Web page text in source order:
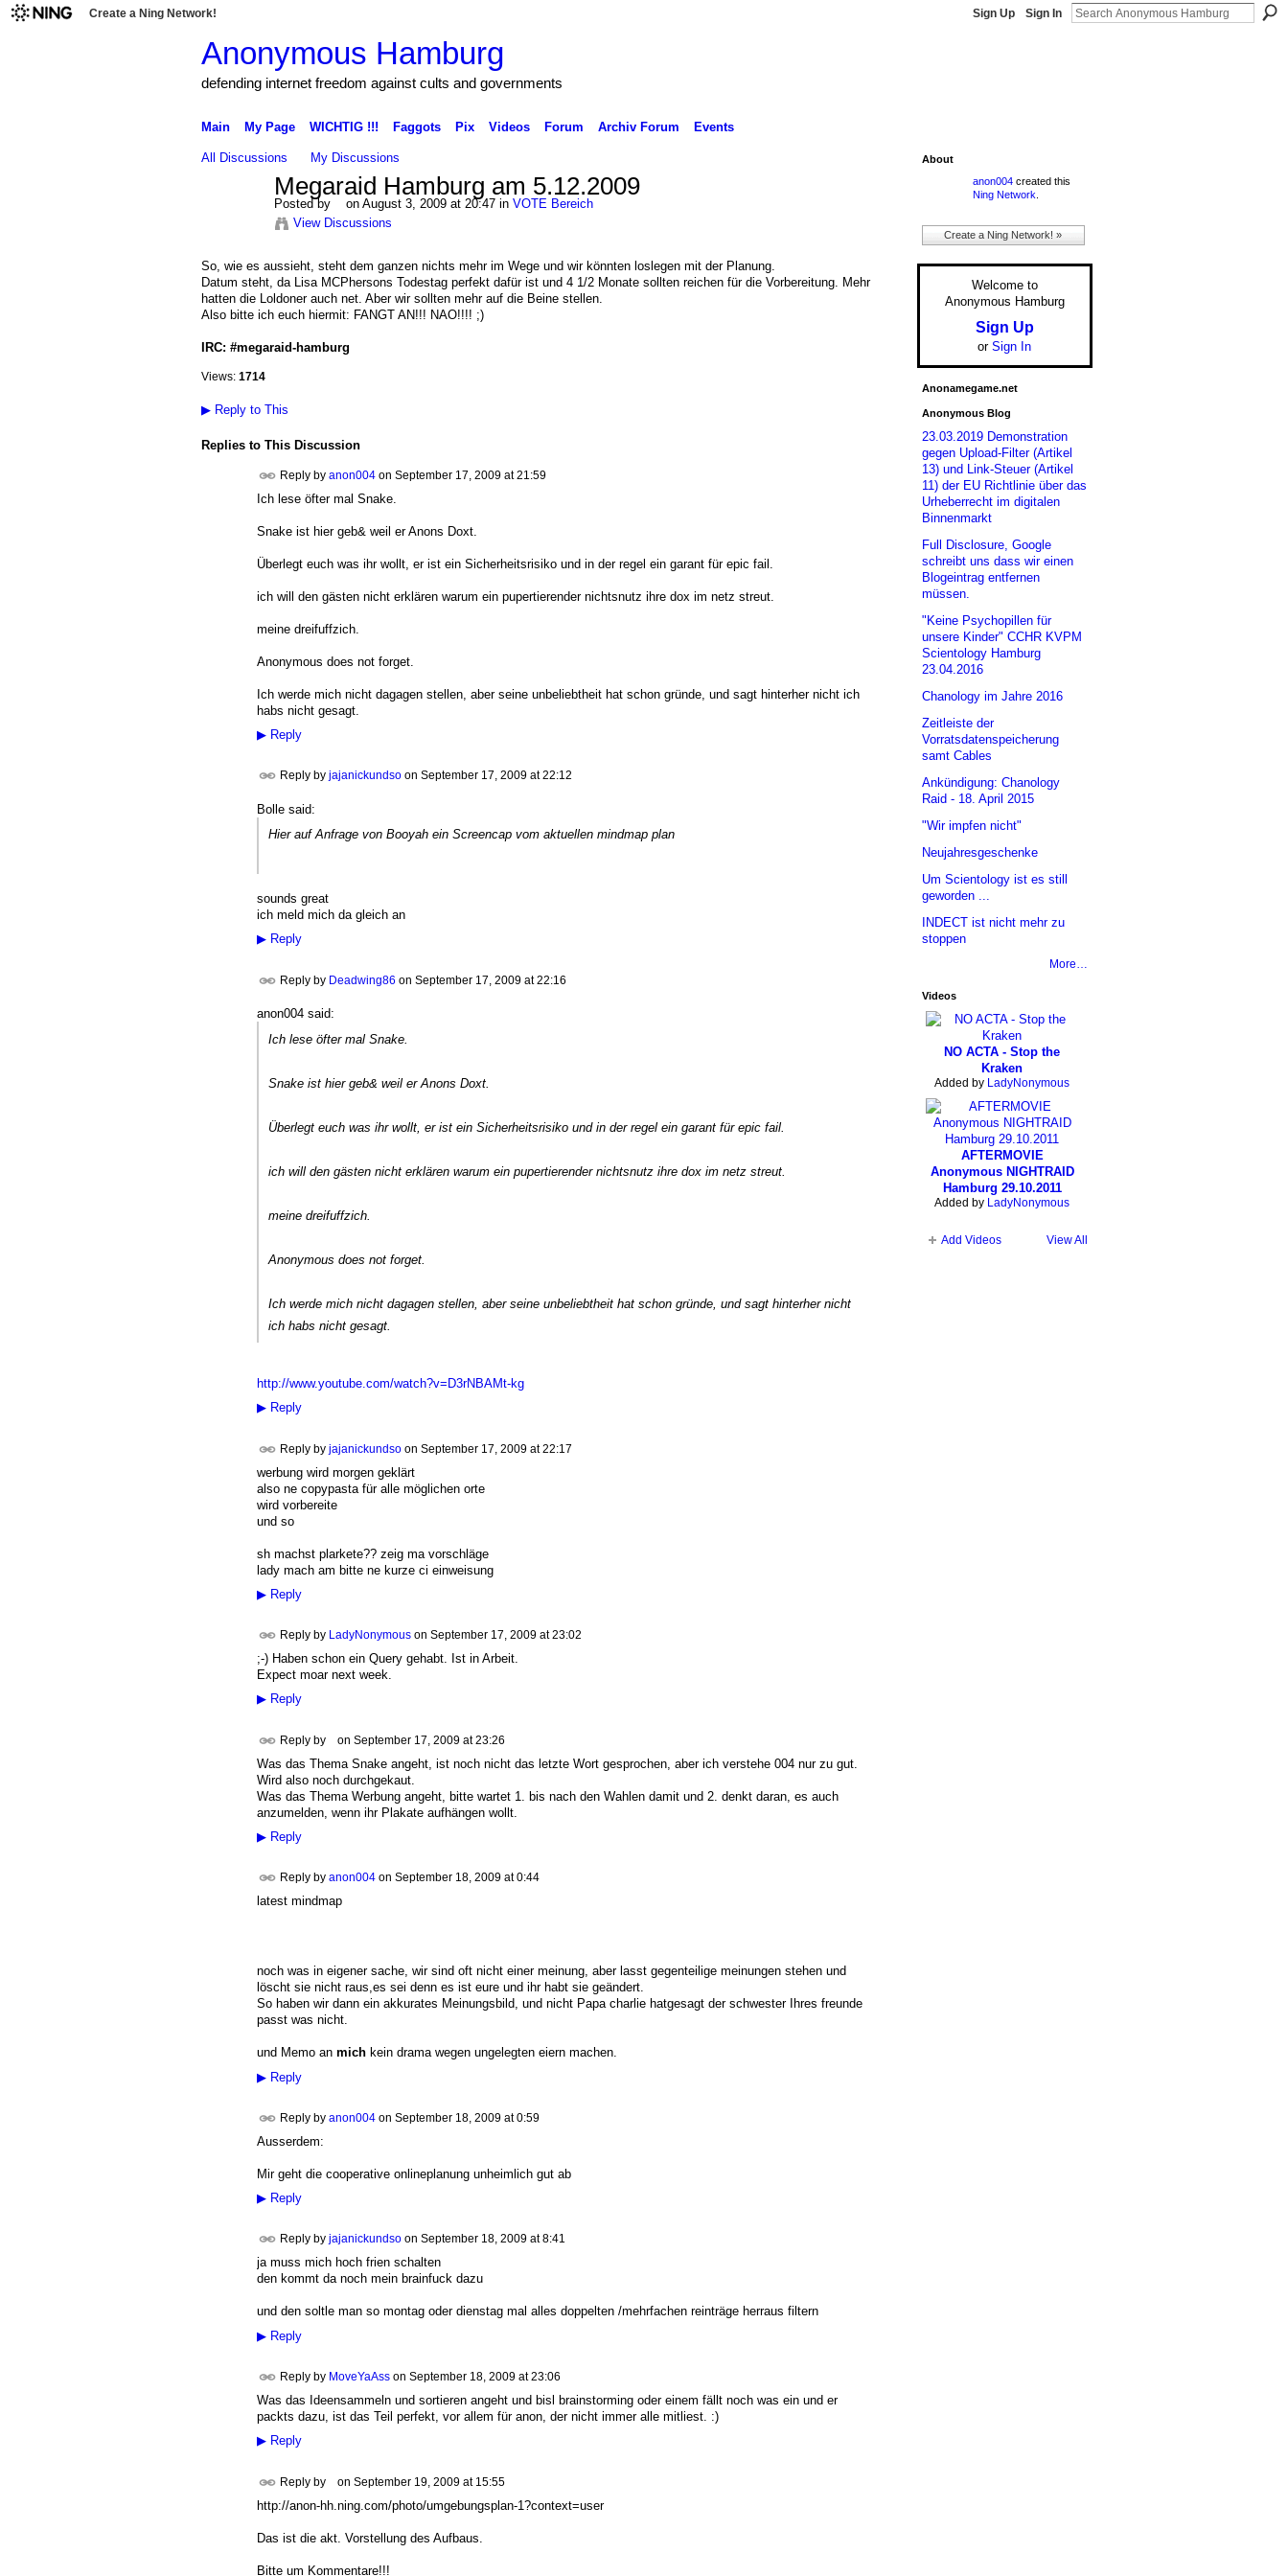
Create a Ning Network! Sign Up Sign In
Anonymous Hamburg
defending internet freedom against cults and governments
Main My Page WICHTIG !!! Faggots Pix Videos Forum Archiv Forum Events
All Discussions My Discussions
Megaraid Hamburg am 5.12.2009
Posted by on August 3, 2009 at 20:47 in VOTE Bereich
View Discussions
So, wie es aussieht, steht dem ganzen nichts mehr im Wege und wir könnten loslegen mit der Planung.
Datum steht, da Lisa MCPhersons Todestag perfekt dafür ist und 4 1/2 Monate sollten reichen für die Vorbereitung. Mehr
hatten die Loldoner auch net. Aber wir sollten mehr auf die Beine stellen.
Also bitte ich euch hiermit: FANGT AN!!! NAO!!!! ;)
IRC: #megaraid-hamburg
Views: 1714
▶Reply to This
Replies to This Discussion
Reply by anon004on September 17, 2009 at 21:59
Ich lese öfter mal Snake.
Snake ist hier geb& weil er Anons Doxt.
Überlegt euch was ihr wollt, er ist ein Sicherheitsrisiko und in der regel ein garant für epic fail.
ich will den gästen nicht erklären warum ein pupertierender nichtsnutz ihre dox im netz streut.
meine dreifuffzich.
Anonymous does not forget.
Ich werde mich nicht dagagen stellen, aber seine unbeliebtheit hat schon gründe, und sagt hinterher nicht ich
habs nicht gesagt.
▶Reply
Reply by jajanickundsoon September 17, 2009 at 22:12
Bolle said:
Hier auf Anfrage von Booyah ein Screencap vom aktuellen mindmap plan
sounds great
ich meld mich da gleich an
▶Reply
Reply by Deadwing86 on September 17, 2009 at 22:16
anon004 said:
Ich lese öfter mal Snake.
Snake ist hier geb& weil er Anons Doxt.
Überlegt euch was ihr wollt, er ist ein Sicherheitsrisiko und in der regel ein garant für epic fail.
ich will den gästen nicht erklären warum ein pupertierender nichtsnutz ihre dox im netz streut.
meine dreifuffzich.
Anonymous does not forget.
Ich werde mich nicht dagagen stellen, aber seine unbeliebtheit hat schon gründe, und sagt hinterher nicht
ich habs nicht gesagt.
http://www.youtube.com/watch?v=D3rNBAMt-kg
▶Reply
Reply by jajanickundsoon September 17, 2009 at 22:17
werbung wird morgen geklärt
also ne copypasta für alle möglichen orte
wird vorbereite
und so
sh machst plarkete?? zeig ma vorschläge
lady mach am bitte ne kurze ci einweisung
▶Reply
Reply by LadyNonymouson September 17, 2009 at 23:02
;-) Haben schon ein Query gehabt. Ist in Arbeit.
Expect moar next week.
▶Reply
Reply by on September 17, 2009 at 23:26
Was das Thema Snake angeht, ist noch nicht das letzte Wort gesprochen, aber ich verstehe 004 nur zu gut.
Wird also noch durchgekaut.
Was das Thema Werbung angeht, bitte wartet 1. bis nach den Wahlen damit und 2. denkt daran, es auch
anzumelden, wenn ihr Plakate aufhängen wollt.
▶Reply
Reply by anon004on September 18, 2009 at 0:44
latest mindmap
noch was in eigener sache, wir sind oft nicht einer meinung, aber lasst gegenteilige meinungen stehen und
löscht sie nicht raus,es sei denn es ist eure und ihr habt sie geändert.
So haben wir dann ein akkurates Meinungsbild, und nicht Papa charlie hatgesagt der schwester Ihres freunde
passt was nicht.
und Memo an michkein drama wegen ungelegten eiern machen.
▶Reply
Reply by anon004on September 18, 2009 at 0:59
Ausserdem:
Mir geht die cooperative onlineplanung unheimlich gut ab
▶Reply
Reply by jajanickundsoon September 18, 2009 at 8:41
ja muss mich hoch frien schalten
den kommt da noch mein brainfuck dazu
und den soltle man so montag oder dienstag mal alles doppelten /mehrfachen reinträge herraus filtern
▶Reply
Reply by MoveYaAsson September 18, 2009 at 23:06
Was das Ideensammeln und sortieren angeht und bisl brainstorming oder einem fällt noch was ein und er
packts dazu, ist das Teil perfekt, vor allem für anon, der nicht immer alle mitliest. :)
▶Reply
Reply by on September 19, 2009 at 15:55
http://anon-hh.ning.com/photo/umgebungsplan-1?context=user
Das ist die akt. Vorstellung des Aufbaus.
Bitte um Kommentare!!!
About
anon004created this
Ning Network
Create a Ning Network! »
Welcome to
Anonymous Hamburg
Sign Up
or Sign In
Anonamegame.net
Anonymous Blog
23.03.2019 Demonstration
gegen Upload-Filter (Artikel
13) und Link-Steuer (Artikel
11) der EU Richtlinie über das
Urheberrecht im digitalen
Binnenmarkt
Full Disclosure, Google
schreibt uns dass wir einen
Blogeintrag entfernen
müssen.
"Keine Psychopillen für
unsere Kinder" CCHR KVPM
Scientology Hamburg
23.04.2016
Chanology im Jahre 2016
Zeitleiste der
Vorratsdatenspeicherung
samt Cables
Ankündigung: Chanology
Raid - 18. April 2015
"Wir impfen nicht"
Neujahresgeschenke
Um Scientology ist es still
geworden ...
INDECT ist nicht mehr zu
stoppen
More…
Videos
NO ACTA - Stop the
Kraken
Added by LadyNonymous
AFTERMOVIE
Anonymous NIGHTRAID
Hamburg 29.10.2011
Added by LadyNonymous
Add Videos View All